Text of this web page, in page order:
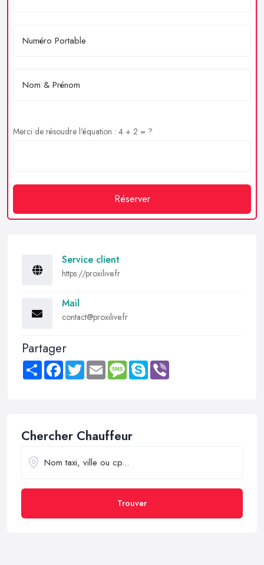
Merci de résoudre l'équation : 4 + 2 = ?
Réserver
Service client
https://proxilive.fr
Mail
contact@proxilive.fr
Partager
Share FacebookTwitter Email MessageSkype
Chercher Chauffeur
Trouver